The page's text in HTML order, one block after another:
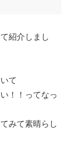
紹介しまし
て
！！ってなっ
みて素晴らし